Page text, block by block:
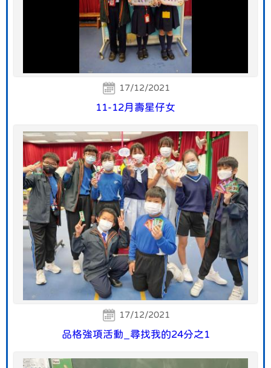
17/12/2021
11-12月壽星仔女
17/12/2021
品格強項活動_尋找我的24分之1